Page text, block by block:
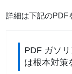
詳細は下記のPDF
PDF ガソ
は根本対策